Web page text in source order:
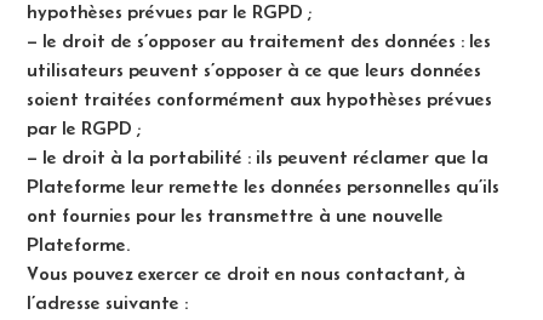
hypothèses prévues par le RGPD ;
– le droit de s’opposer au traitement des données : les
utilisateurs peuvent s’opposer à ce que leurs données
soient traitées conformément aux hypothèses prévues
par le RGPD ;
– le droit à la portabilité : ils peuvent réclamer que la
Plateforme leur remette les données personnelles qu’ils
ont fournies pour les transmettre à une nouvelle
Plateforme.
Vous pouvez exercer ce droit en nous contactant, à
l’adresse suivante :